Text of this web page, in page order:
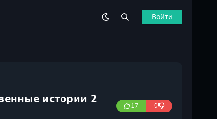
Войти
истории 2 17 0